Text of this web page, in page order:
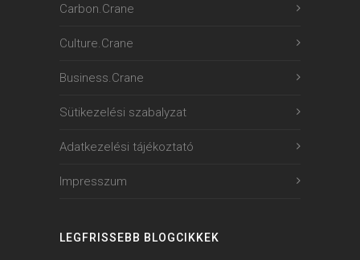
Carbon.Crane
Culture.Crane
Business.Crane
Sütikezelési szabalyzat
Adatkezelési tájékoztató
Impresszum
LEGFRISSEBB BLOGCIKKEK